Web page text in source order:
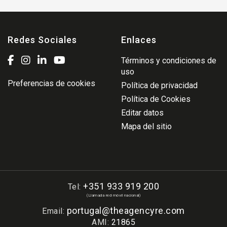
Redes Sociales
Preferencias de cookies
Enlaces
Términos y condiciones de
uso
Política de privacidad
Política de Cookies
Editar datos
Mapa del sitio
Tel:+351 933 919 200
(Llamada red móvil nacional)
Email: portugal@theagencyre.com
AMI: 21865